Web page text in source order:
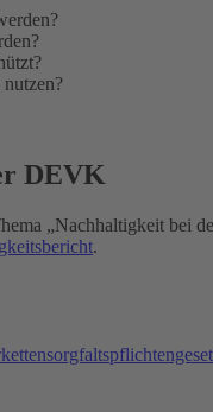
DEVK
„Nachhaltigkeit bei
.